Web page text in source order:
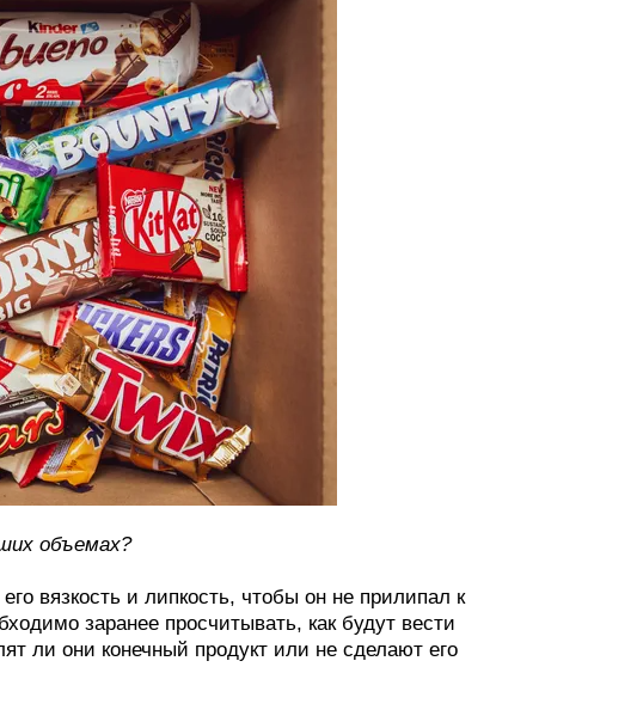
объемах?
вязкость и липкость, чтобы он не прилипал к
заранее просчитывать, как будут вести
ли они конечный продукт или не сделают его